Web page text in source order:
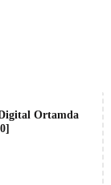
Ortamda